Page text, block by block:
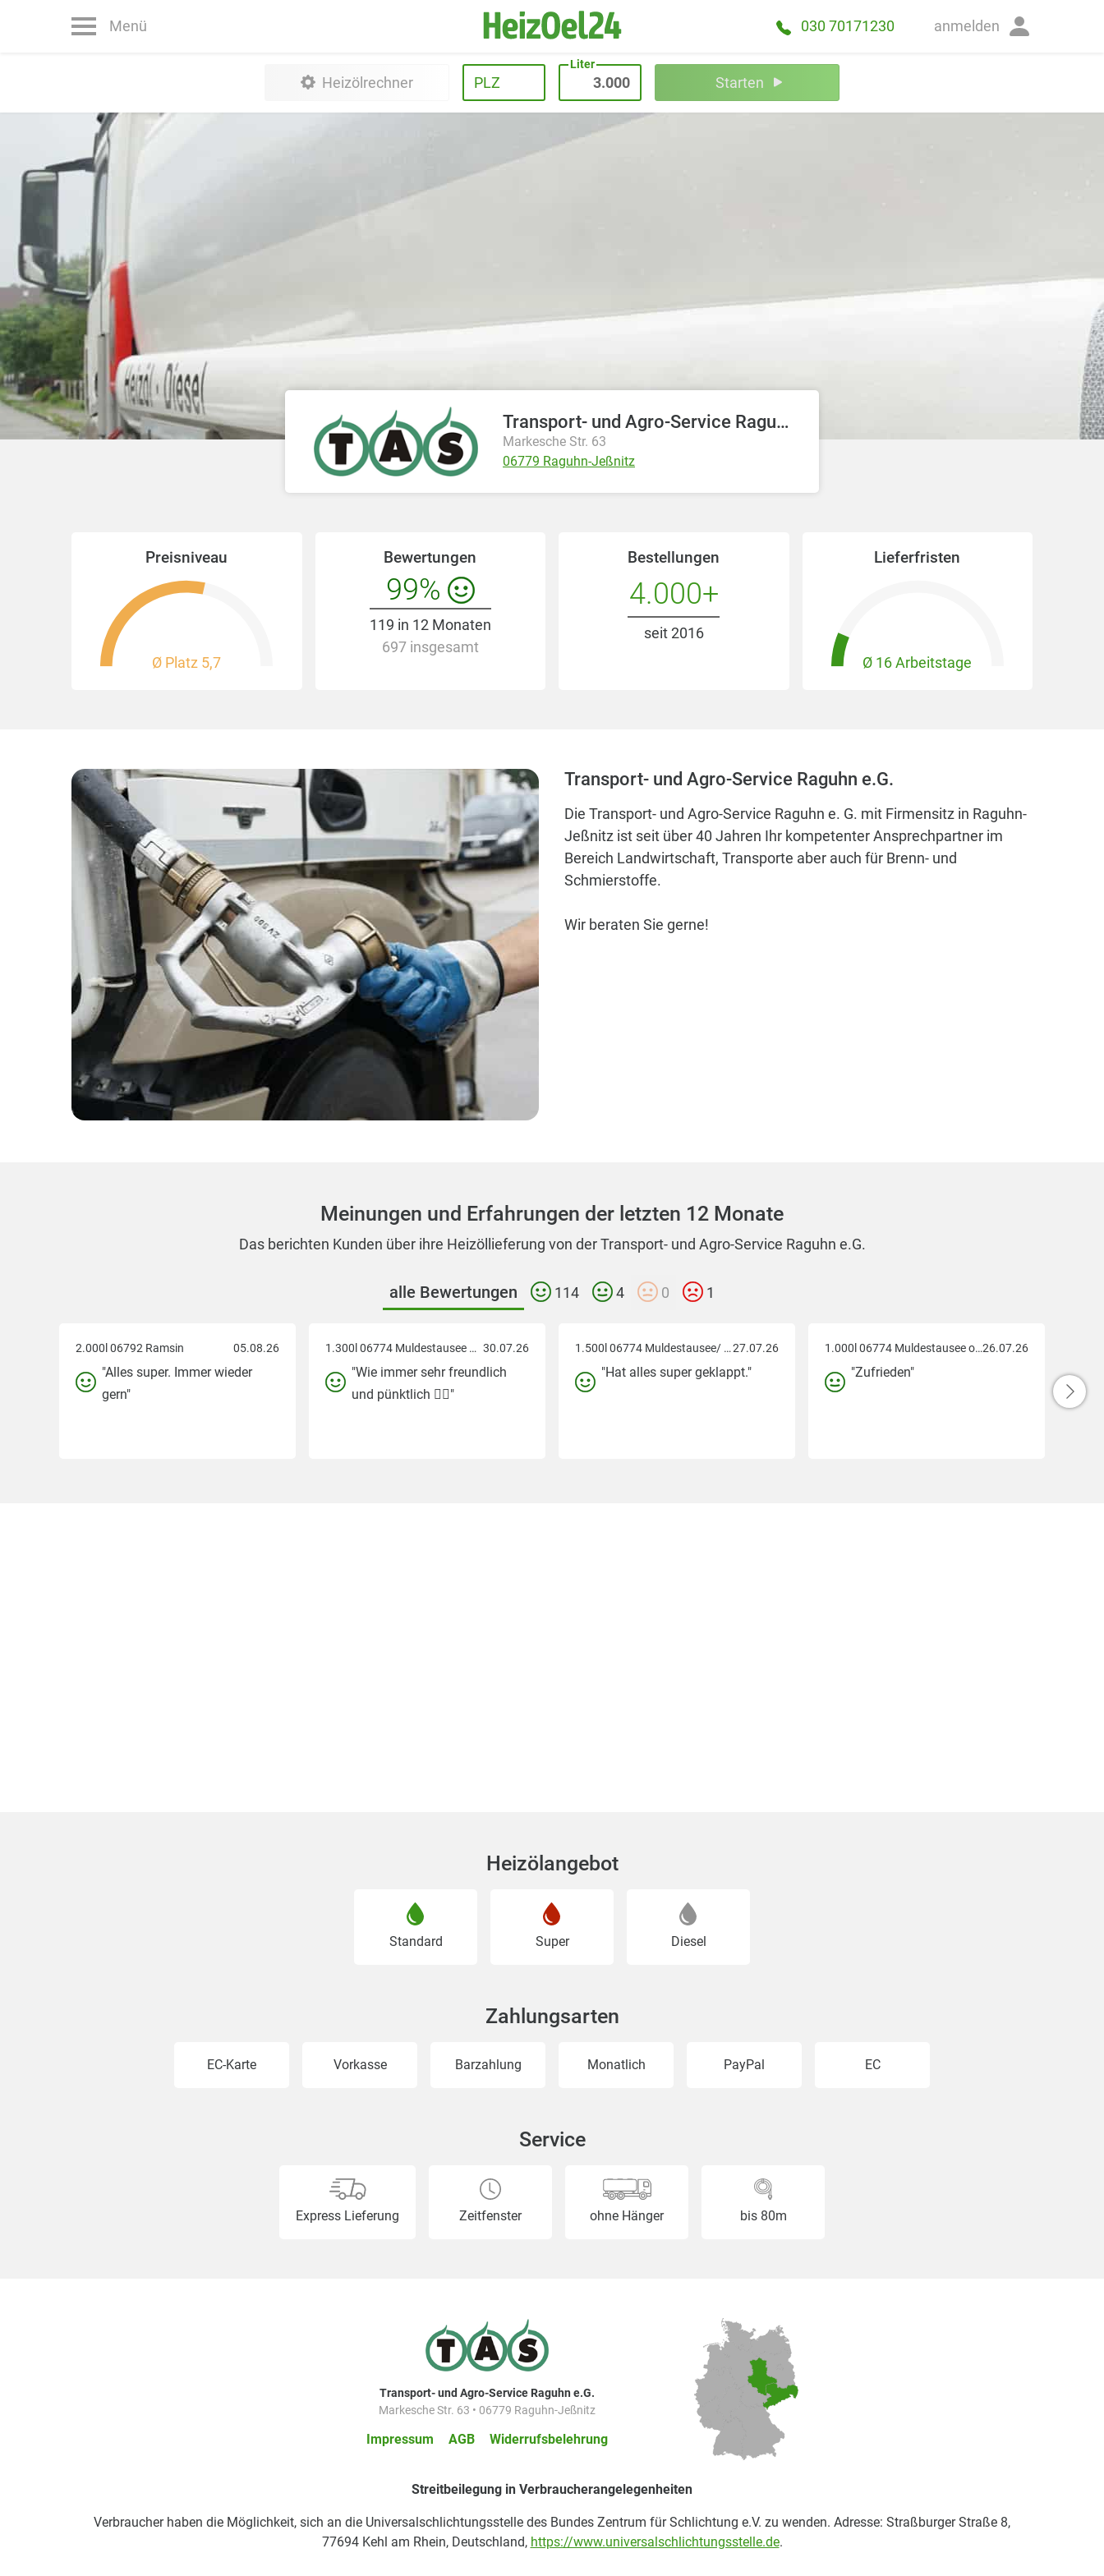
Menü 030 70171230 anmelden
Heizölrechner PLZ
Liter
Starten
Transport- und Agro-Service Raguhn e.G.
Markesche Str. 63
06779 Raguhn-Jeßnitz
Bewertungen
99%
119 in 12 Monaten
697 insgesamt
Bestellungen
4.000+
seit 2016
Preisniveau
Ø Platz 5,7
Lieferfristen
Ø 16 Arbeitstage
Transport- und Agro-Service Raguhn e.G.
Die Transport- und Agro-Service Raguhn e. G. mit Firmensitz in Raguhn-
Jeßnitz ist seit über 40 Jahren Ihr kompetenter Ansprechpartner im
Bereich Landwirtschaft, Transporte aber auch für Brenn- und
Schmierstoffe.
Wir beraten Sie gerne!
Meinungen und Erfahrungen der letzten 12 Monate
Das berichten Kunden über ihre Heizöllieferung von der Transport- und Agro-Service Raguhn e.G.
alle Bewertungen 114 4 0 1
2.000l 06792 Ramsin 05.08.26
"Alles super. Immer wieder
gern"
1.300l 06774 Muldestausee OT Friedersdorf 30.07.26
"Wie immer sehr freundlich
und pünktlich 👍🏻"
1.500l 06774 Muldestausee/ Gossa27.07.26
"Hat alles super geklappt."
1.000l 06774 Muldestausee ot schmerz26.07.26
"Zufrieden"
Heizölangebot
Standard Super Diesel
Zahlungsarten
EC-Karte Vorkasse Barzahlung Monatlich PayPal EC
Service
Express Lieferung Zeitfenster ohne Hänger bis 80m
Transport- und Agro-Service Raguhn e.G.
Markesche Str. 63 • 06779 Raguhn-Jeßnitz
Impressum AGB Widerrufsbelehrung
Streitbeilegung in Verbraucherangelegenheiten
Verbraucher haben die Möglichkeit, sich an die Universalschlichtungsstelle des Bundes Zentrum für Schlichtung e.V. zu wenden. Adresse: Straßburger Straße 8,
77694 Kehl am Rhein, Deutschland, https://www.universalschlichtungsstelle.de.